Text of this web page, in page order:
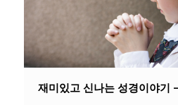
재미있고 신나는 성경이야기